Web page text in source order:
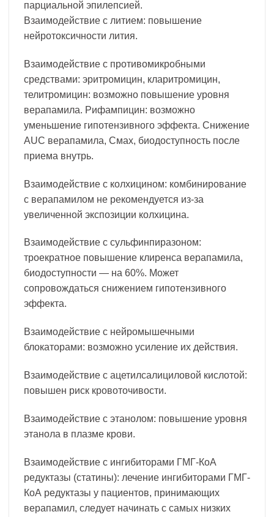
парциальной эпилепсией.
Взаимодействие с литием: повышение
нейротоксичности лития.
Взаимодействие с противомикробными
средствами: эритромицин, кларитромицин,
телитромицин: возможно повышение уровня
верапамила. Рифампицин: возможно
уменьшение гипотензивного эффекта. Снижение
AUC верапамила, Смах, биодоступность после
приема внутрь.
Взаимодействие с колхицином: комбинирование
с верапамилом не рекомендуется из-за
увеличенной экспозиции колхицина.
Взаимодействие с сульфинпиразоном:
троекратное повышение клиренса верапамила,
биодоступности — на 60%. Может
сопровождаться снижением гипотензивного
эффекта.
Взаимодействие с нейромышечными
блокаторами: возможно усиление их действия.
Взаимодействие с ацетилсалициловой кислотой:
повышен риск кровоточивости.
Взаимодействие с этанолом: повышение уровня
этанола в плазме крови.
Взаимодействие с ингибиторами ГМГ-КоА
редуктазы (статины): лечение ингибиторами ГМГ-
КоА редуктазы у пациентов, принимающих
верапамил, следует начинать с самых низких